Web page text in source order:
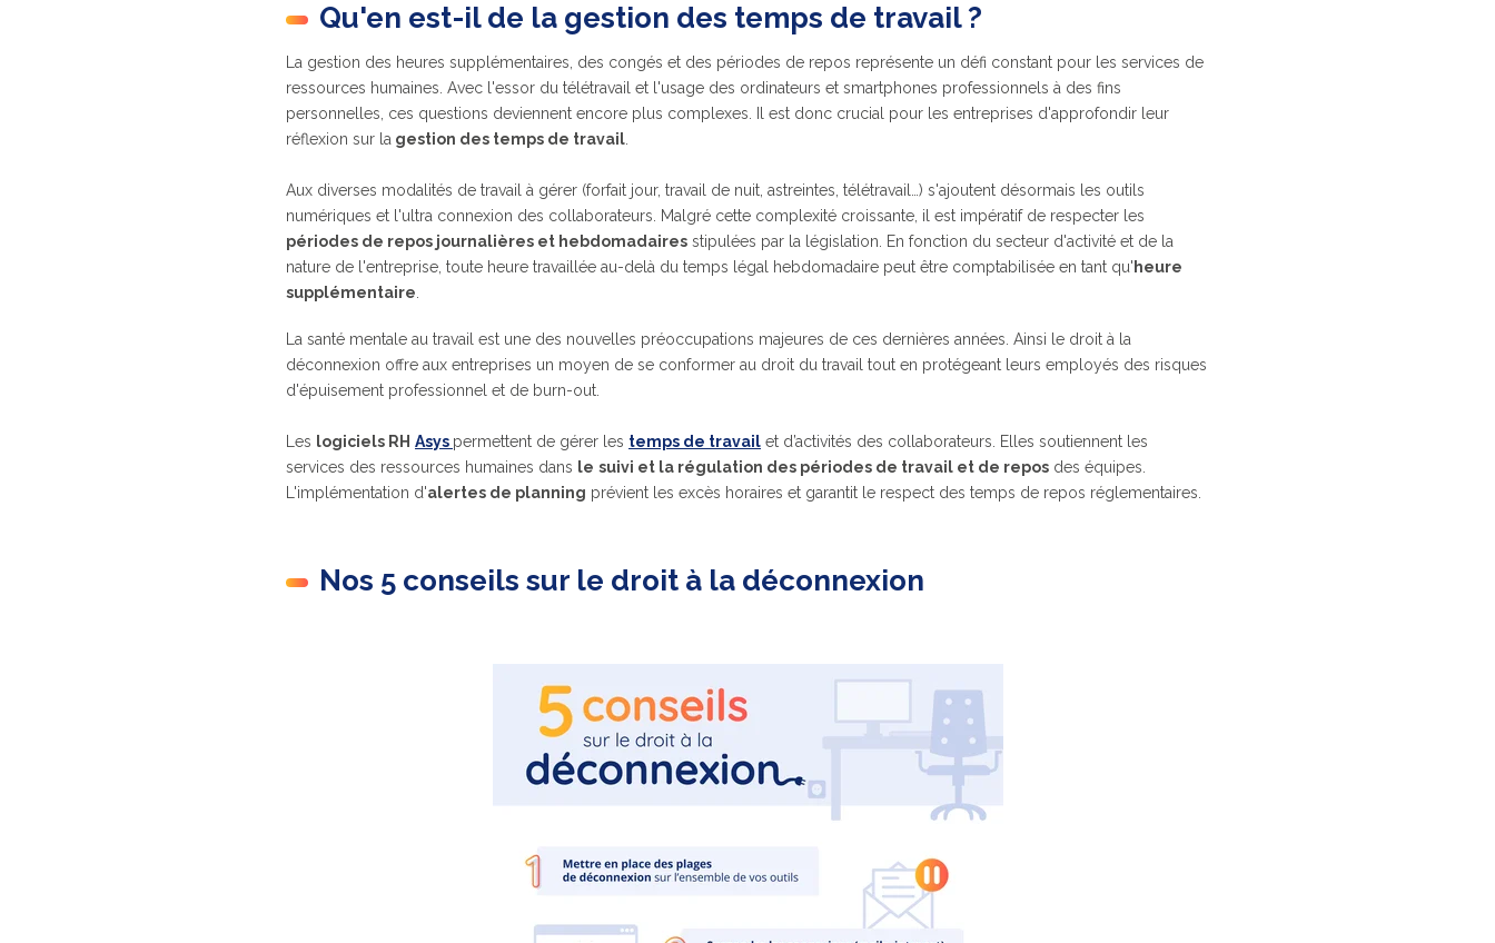
Qu'en est-il de la gestion des temps de travail ?
La gestion des heures supplémentaires, des congés et des périodes de repos représente un défi constant pour les services de
ressources humaines. Avec l'essor du télétravail et l'usage des ordinateurs et smartphones professionnels à des fins
personnelles, ces questions deviennent encore plus complexes. Il est donc crucial pour les entreprises d'approfondir leur
réflexion sur la gestion des temps de travail
Aux diverses modalités de travail à gérer (forfait jour, travail de nuit, astreintes, télétravail…) s'ajoutent désormais les outils
numériques et l'ultra connexion des collaborateurs. Malgré cette complexité croissante, il est impératif de respecter les
périodes de repos journalières et hebdomadaires stipulées par la législation. En fonction du secteur d'activité et de la
nature de l'entreprise, toute heure travaillée au-delà du temps légal hebdomadaire peut être comptabilisée en tant qu' heure
supplémentaire
La santé mentale au travail est une des nouvelles préoccupations majeures de ces dernières années. Ainsi le droit à la
déconnexion offre aux entreprises un moyen de se conformer au droit du travail tout en protégeant leurs employés des risques
d'épuisement professionnel et de burn-out.
Les logiciels RH Asys permettent de gérer les temps de travail et d’activités des collaborateurs. Elles soutiennent les
services des ressources humaines dans le suivi et la régulation des périodes de travail et de repos des équipes.
L'implémentation d'alertes de planning prévient les excès horaires et garantit le respect des temps de repos réglementaires.
Nos 5 conseils sur le droit à la déconnexion